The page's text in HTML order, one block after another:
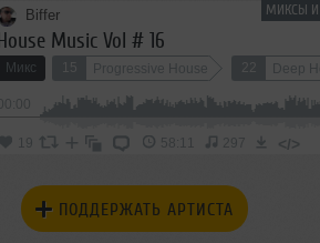
МИКСЫ И
Biffer
Music Vol # 16
Микс 15 Progressive House Deep
19 58:11 297 </>
ПОДДЕРЖАТЬ АРТИСТА